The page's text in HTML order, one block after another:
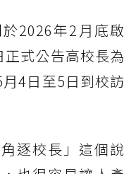
2026年2月底啟
式公告高校長為
4日至5日到校訪
逐校長」這個說